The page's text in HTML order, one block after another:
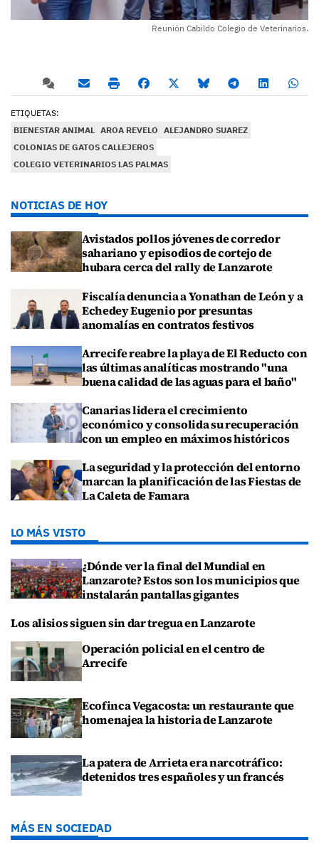
Reunión Cabildo Colegio de Veterinarios.
ETIQUETAS:
BIENESTAR ANIMAL AROA REVELO ALEJANDRO SUAREZ
COLONIAS DE GATOS CALLEJEROS
COLEGIO VETERINARIOS LAS PALMAS
NOTICIAS DE HOY
Avistados pollos jóvenes de corredor
sahariano y episodios de cortejo de
hubara cerca del rally de Lanzarote
Fiscalía denuncia a Yonathan de León y a
Echedey Eugenio por presuntas
anomalías en contratos festivos
Arrecife reabre la playa de El Reducto con
las últimas analíticas mostrando "una
buena calidad de las aguas para el baño"
Canarias lidera el crecimiento
económico y consolida su recuperación
con un empleo en máximos históricos
La seguridad y la protección del entorno
marcan la planificación de las Fiestas de
La Caleta de Famara
LO MÁS VISTO
¿Dónde ver la final del Mundial en
Lanzarote? Estos son los municipios que
instalarán pantallas gigantes
Los alisios siguen sin dar tregua en Lanzarote
Operación policial en el centro de
Arrecife
Ecofinca Vegacosta: un restaurante que
homenajea la historia de Lanzarote
La patera de Arrieta era narcotráfico:
detenidos tres españoles y un francés
MÁS EN SOCIEDAD